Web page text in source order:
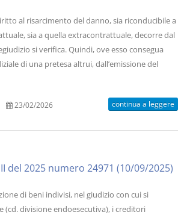
al risarcimento del danno, sia riconducibile a
sia a quella extracontrattuale, decorre dal
si verifica. Quindi, ove esso consegua
di una pretesa altrui, dall’emissione del
23/02/2026 continua a leggere
II del 2025 numero 24971 (10/09/2025)
di beni indivisi, nel giudizio con cui si
(cd. divisione endoesecutiva), i creditori